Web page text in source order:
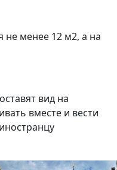
менее 12 м2, а на
вид на
вместе и вести